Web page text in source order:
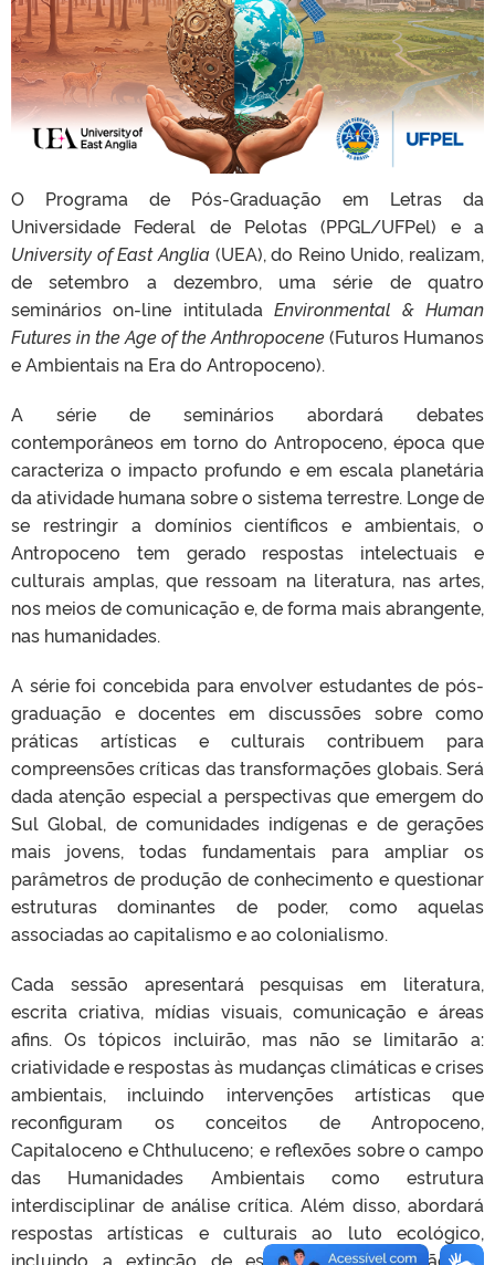
O Programa de Pós-Graduação em Letras da
Universidade Federal de Pelotas (PPGL/UFPel) e a
University of East Anglia(UEA), do Reino Unido, realizam,
de setembro a dezembro, uma série de quatro
seminários on-line intituladaEnvironmental & Human
Futures in the Age of the Anthropocene(Futuros Humanos
e Ambientais na Era do Antropoceno).
A série de seminários abordará debates
contemporâneos em torno do Antropoceno, época que
caracteriza o impacto profundo e em escala planetária
da atividade humana sobre o sistema terrestre. Longe de
se restringir a domínios científicos e ambientais, o
Antropoceno tem gerado respostas intelectuais e
culturais amplas, que ressoam na literatura, nas artes,
nos meios de comunicação e, de forma mais abrangente,
nas humanidades.
A série foi concebida para envolver estudantes de pós-
graduação e docentes em discussões sobre como
práticas artísticas e culturais contribuem para
compreensões críticas das transformações globais. Será
dada atenção especial a perspectivas que emergem do
Sul Global, de comunidades indígenas e de gerações
mais jovens, todas fundamentais para ampliar os
parâmetros de produção de conhecimento e questionar
estruturas dominantes de poder, como aquelas
associadas ao capitalismo e ao colonialismo.
Cada sessão apresentará pesquisas em literatura,
escrita criativa, mídias visuais, comunicação e áreas
afins. Os tópicos incluirão, mas não se limitarão a:
criatividade e respostas às mudanças climáticas e crises
ambientais, incluindo intervenções artísticas que
reconfiguram os conceitos de Antropoceno,
Capitaloceno e Chthuluceno; e reflexões sobre o campo
das Humanidades Ambientais como estrutura
interdisciplinar de análise crítica. Além disso, abordará
respostas artísticas e culturais ao luto ecológico,
incluindo a extinção de espécies, a destruição de